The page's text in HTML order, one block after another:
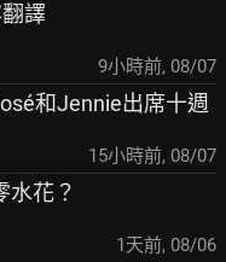
譯
9小時前, 08/07
和Jennie出席十週
15小時前, 08/07
水花？
1天前, 08/06